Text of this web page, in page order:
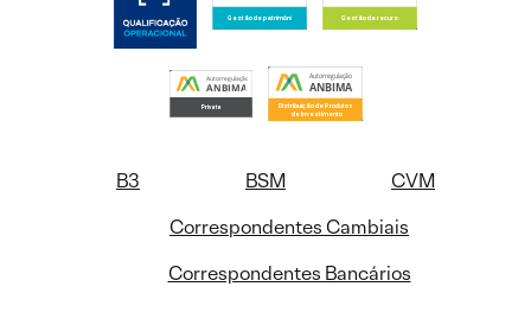
B3 BSM
CVM
Correspondentes Cambiais
Correspondentes Bancários